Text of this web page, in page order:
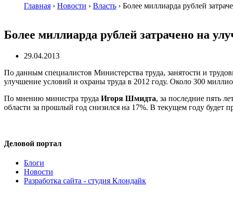
Главная › Новости › Власть › Более миллиарда рублей
Более миллиарда рублей затрачено на
29.04.2013
По данным специалистов Министерства труда, занятости и
улучшение условий и охраны труда в 2012 году. Около 300
По мнению министра труда Игоря Шмидта, за последние пять
области за прошлый год снизился на 17%. В текущем году будет
Деловой портал
Блоги
Новости
Разработка сайта - студия Клондайк